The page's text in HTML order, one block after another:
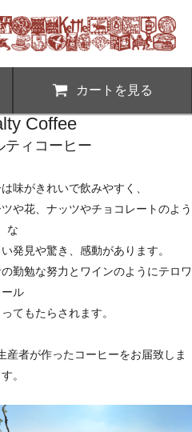
カートを見る
Coffee
ティコーヒー
味がきれいで飲みやすく、
や花、ナッツやチョコレートのよう
な
発見や驚き、感動があります。
勤勉な努力とワインのようにテロワ
ール
てもたらされます。
産者が作ったコーヒーをお届致しま
す。